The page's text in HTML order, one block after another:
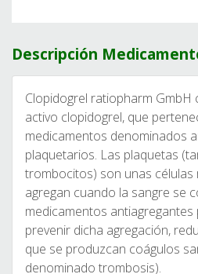
Descripción
Clopidogrel ratiopharm GmbH
activo clopidogrel, que
medicamentos denominados
plaquetarios. Las plaquetas
trombocitos) son unas células
agregan cuando la sangre se
medicamentos antiagregantes
prevenir dicha agregación,
que se produzcan coágulos
denominado trombosis).